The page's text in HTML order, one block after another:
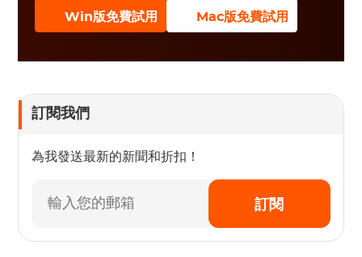
Win版免費試用 Mac版免費試用
訂閱我們
為我發送最新的新聞和折扣！
訂閱